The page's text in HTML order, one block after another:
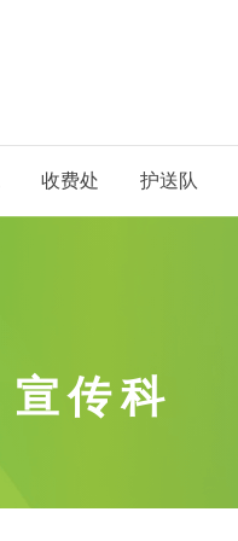
收费处 护送队
宣传科